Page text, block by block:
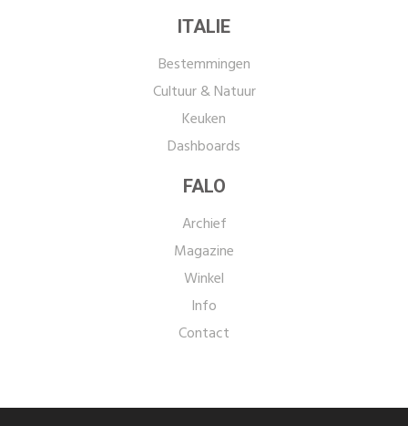
ITALIE
Bestemmingen
Cultuur & Natuur
Keuken
Dashboards
FALO
Archief
Magazine
Winkel
Info
Contact